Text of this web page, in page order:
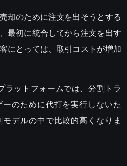
却のために注文を出そうとする
最初に統合してから注文を出す
にとっては、取引コストが増加
ラットフォームでは、分割トラ
のために代打を実行しないた
デルの中で比較的高くなりま